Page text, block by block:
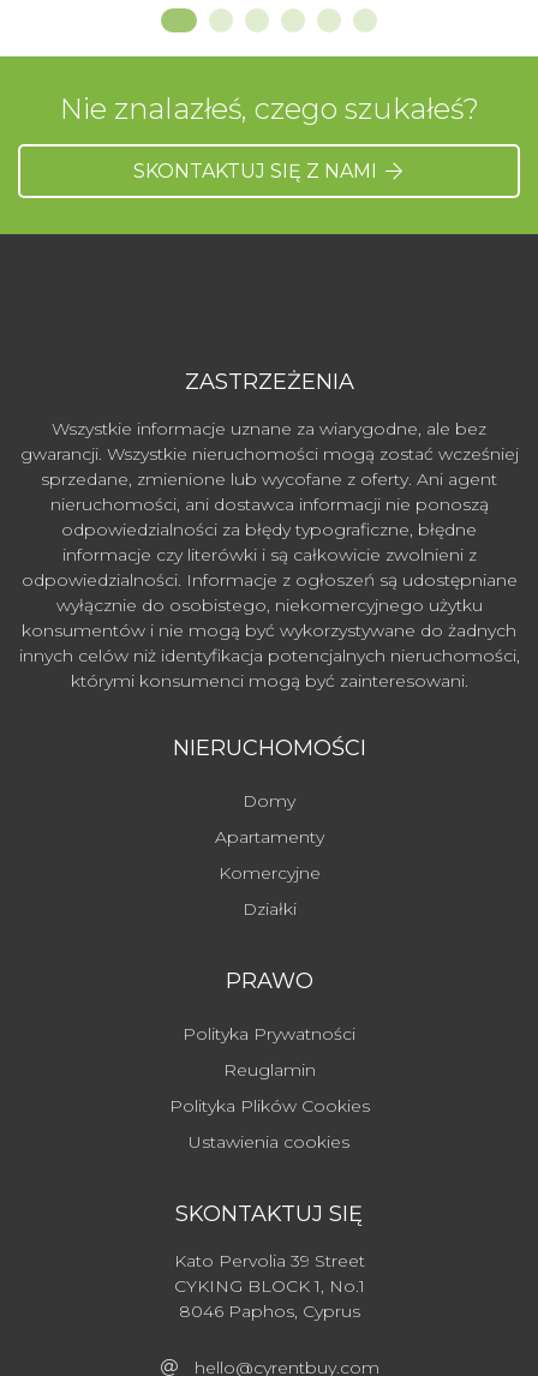
Nie znalazłeś, czego szukałeś?
SKONTAKTUJ SIĘ Z NAMI
ZASTRZEŻENIA
Wszystkie informacje uznane za wiarygodne, ale bez
gwarancji. Wszystkie nieruchomości mogą zostać wcześniej
sprzedane, zmienione lub wycofane z oferty. Ani agent
nieruchomości, ani dostawca informacji nie ponoszą
odpowiedzialności za błędy typograficzne, błędne
informacje czy literówki i są całkowicie zwolnieni z
odpowiedzialności. Informacje z ogłoszeń są udostępniane
wyłącznie do osobistego, niekomercyjnego użytku
konsumentów i nie mogą być wykorzystywane do żadnych
innych celów niż identyfikacja potencjalnych nieruchomości,
którymi konsumenci mogą być zainteresowani.
NIERUCHOMOŚCI
Domy
Apartamenty
Komercyjne
Działki
PRAWO
Polityka Prywatności
Reuglamin
Polityka Plików Cookies
Ustawienia cookies
SKONTAKTUJ SIĘ
Kato Pervolia 39 Street
CYKING BLOCK 1, No.1
8046 Paphos, Cyprus
hello@cyrentbuy.com